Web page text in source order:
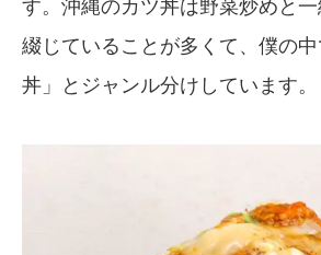
す。沖縄のカツ丼は野菜炒めと
綴じていることが多くて、僕の
丼」とジャンル分けしています。